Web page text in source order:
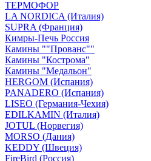
ТЕРМОФОР
LA NORDICA (Италия)
SUPRA (Франция)
Кимры-Печь Россия
Камины ""Прованс""
Камины "Кострома"
Камины "Медальон"
HERGOM (Испания)
PANADERO (Испания)
LISEO (Германия-Чехия)
EDILKAMIN (Италия)
JOTUL (Норвегия)
MORSO (Дания)
KEDDY (Швеция)
FireBird (Россия)